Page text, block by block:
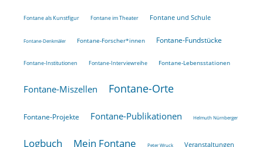
Fontane als Kunstfigur Fontane im Theater Fontane und Schule
Fontane-Denkmäler Fontane-Forscher*innen Fontane-Fundstücke
Fontane-Institutionen Fontane-Interviewreihe Fontane-Lebensstationen
Fontane-Miszellen Fontane-Orte
Fontane-Projekte Fontane-Publikationen Helmuth Nürnberger
Logbuch Mein Fontane Peter Wruck Veranstaltungen